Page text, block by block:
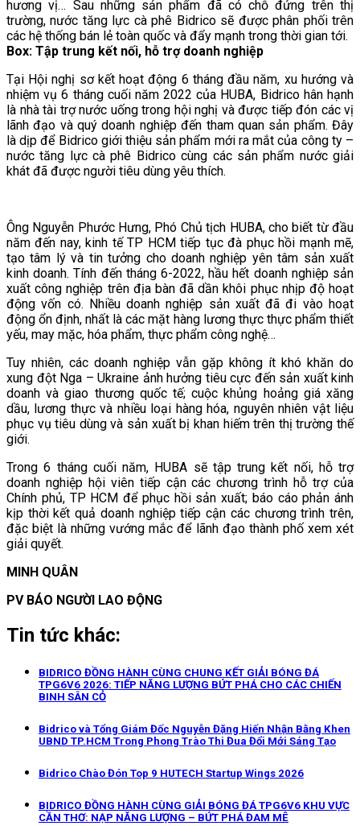
hương vị… Sau những sản phẩm đã có chỗ đứng trên thị
trường, nước tăng lực cà phê Bidrico sẽ được phân phối trên
các hệ thống bán lẻ toàn quốc và đẩy mạnh trong thời gian tới.
Box: Tập trung kết nối, hỗ trợ doanh nghiệp
Tại Hội nghị sơ kết hoạt động 6 tháng đầu năm, xu hướng và
nhiệm vụ 6 tháng cuối năm 2022 của HUBA, Bidrico hân hạnh
là nhà tài trợ nước uống trong hội nghị và được tiếp đón các vị
lãnh đạo và quý doanh nghiệp đến tham quan sản phẩm. Đây
là dịp để Bidrico giới thiệu sản phẩm mới ra mắt của công ty –
nước tăng lực cà phê Bidrico cùng các sản phẩm nước giải
khát đã được người tiêu dùng yêu thích.
Ông Nguyễn Phước Hưng, Phó Chủ tịch HUBA, cho biết từ đầu
năm đến nay, kinh tế TP HCM tiếp tục đà phục hồi mạnh mẽ,
tạo tâm lý và tin tưởng cho doanh nghiệp yên tâm sản xuất
kinh doanh. Tính đến tháng 6-2022, hầu hết doanh nghiệp sản
xuất công nghiệp trên địa bàn đã dần khôi phục nhịp độ hoạt
động vốn có. Nhiều doanh nghiệp sản xuất đã đi vào hoạt
động ổn định, nhất là các mặt hàng lương thực thực phẩm thiết
yếu, may mặc, hóa phẩm, thực phẩm công nghệ…
Tuy nhiên, các doanh nghiệp vẫn gặp không ít khó khăn do
xung đột Nga – Ukraine ảnh hưởng tiêu cực đến sản xuất kinh
doanh và giao thương quốc tế; cuộc khủng hoảng giá xăng
dầu, lương thực và nhiều loại hàng hóa, nguyên nhiên vật liệu
phục vụ tiêu dùng và sản xuất bị khan hiếm trên thị trường thế
giới.
Trong 6 tháng cuối năm, HUBA sẽ tập trung kết nối, hỗ trợ
doanh nghiệp hội viên tiếp cận các chương trình hỗ trợ của
Chính phủ, TP HCM để phục hồi sản xuất; báo cáo phản ánh
kịp thời kết quả doanh nghiệp tiếp cận các chương trình trên,
đặc biệt là những vướng mắc để lãnh đạo thành phố xem xét
giải quyết.
MINH QUÂN
PV BÁO NGƯỜI LAO ĐỘNG
Tin tức khác:
BIDRICO ĐỒNG HÀNH CÙNG CHUNG KẾT GIẢI BÓNG ĐÁ
TPG6V6 2026: TIẾP NĂNG LƯỢNG BỨT PHÁ CHO CÁC CHIẾN
BINH SÂN CỎ
Bidrico và Tổng Giám Đốc Nguyễn Đặng Hiến Nhận Bằng Khen
UBND TP.HCM Trong Phong Trào Thi Đua Đổi Mới Sáng Tạo
Bidrico Chào Đón Top 9 HUTECH Startup Wings 2026
BIDRICO ĐỒNG HÀNH CÙNG GIẢI BÓNG ĐÁ TPG6V6 KHU VỰC
CẦN THƠ: NẠP NĂNG LƯỢNG – BỨT PHÁ ĐAM MÊ